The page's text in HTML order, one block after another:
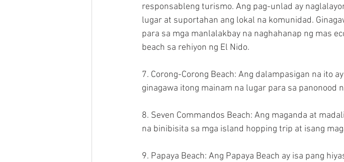
responsableng turismo. Ang pag-unlad ay
lugar at suportahan ang lokal na komunidad.
para sa mga manlalakbay na naghahanap ng mas
beach sa rehiyon ng El Nido.
7. Corong-Corong Beach: Ang dalampasigan na ito
ginagawa itong mainam na lugar para sa panonood
8. Seven Commandos Beach: Ang maganda at
na binibisita sa mga island hopping trip at isang
9. Papaya Beach: Ang Papaya Beach ay isa pang